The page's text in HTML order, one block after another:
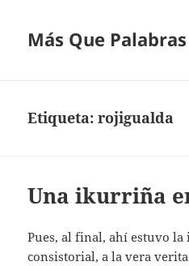
Más Que Palabras
Etiqueta:rojigualda
Una ikurriña
Pues, al final, ahí estuvo
consistorial, a la vera